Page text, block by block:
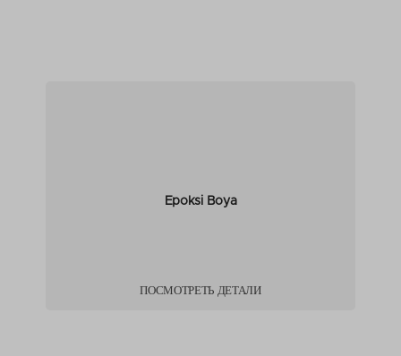
Epoksi Boya
ПОСМОТРЕТЬ ДЕТАЛИ